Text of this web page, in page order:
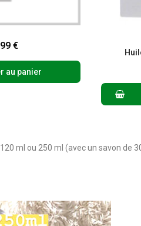
€
au panier
ml ou 250 ml (avec un savon de